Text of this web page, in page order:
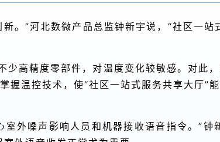
。”河北数微产品总监钟新宇说，“社区一站
高精度零部件，对温度变化较敏感。对此
握温控技术，使“社区一站式服务共享大厅
外噪声影响人员和机器接收语音指令。”钟